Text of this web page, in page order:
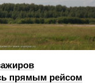
прямым рейсом